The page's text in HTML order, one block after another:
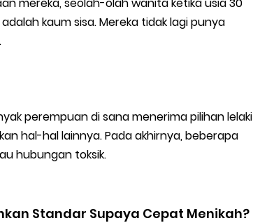
kaum sisa. Mereka tidak lagi punya
perempuan di sana menerima pilihan lelaki
hal-hal lainnya. Pada akhirnya, beberapa
hubungan toksik.
Standar Supaya Cepat Menikah?